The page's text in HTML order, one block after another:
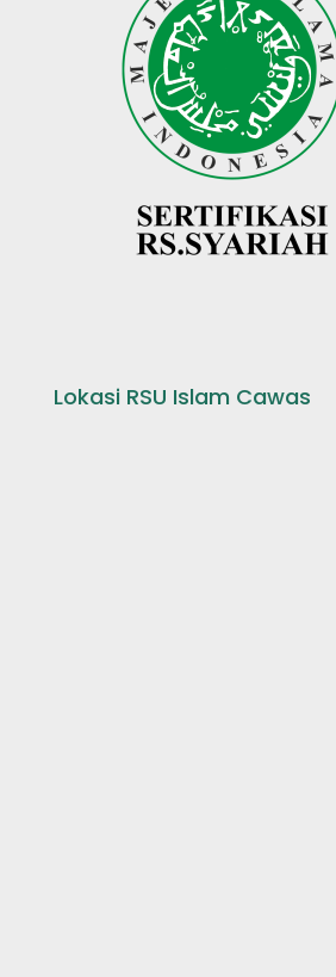
Lokasi RSU Islam Cawas